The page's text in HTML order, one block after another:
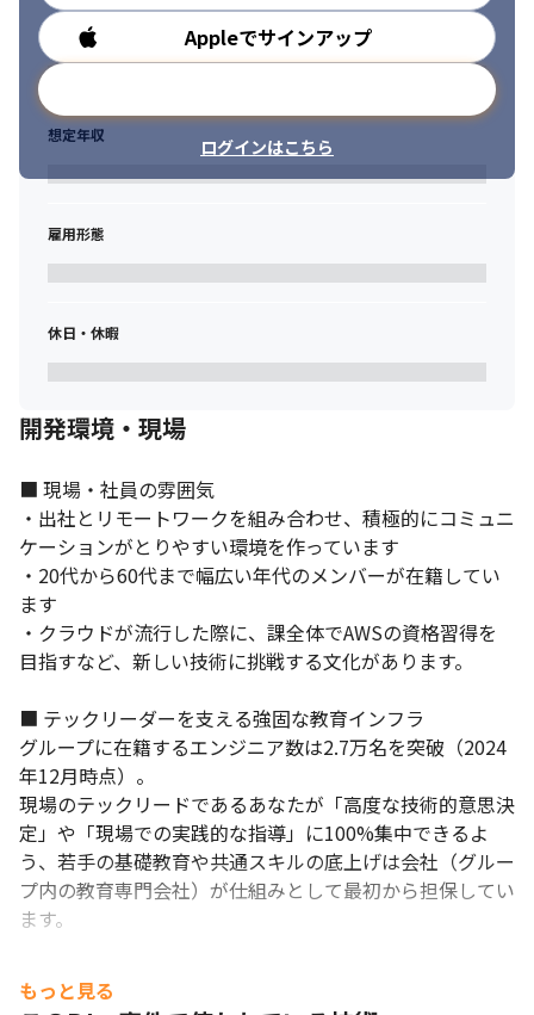
Appleでサインアップ
ログインはこちら
勤務時間
想定年収
雇用形態
休日・休暇
開発環境・現場
■ 現場・社員の雰囲気
・出社とリモートワークを組み合わせ、積極的にコミュニ
ケーションがとりやすい環境を作っています
・20代から60代まで幅広い年代のメンバーが在籍してい
ます
・クラウドが流行した際に、課全体でAWSの資格習得を
目指すなど、新しい技術に挑戦する文化があります。
■ テックリーダーを支える強固な教育インフラ
グループに在籍するエンジニア数は2.7万名を突破（2024
年12月時点）。
現場のテックリードであるあなたが「高度な技術的意思決
定」や「現場での実践的な指導」に100%集中できるよ
う、若手の基礎教育や共通スキルの底上げは会社（グルー
プ内の教育専門会社）が仕組みとして最初から担保してい
ます。
■ 腰を据えて安心して働ける環境
グループとしての安定した経営基盤をもとに、各種手当や
もっと見る